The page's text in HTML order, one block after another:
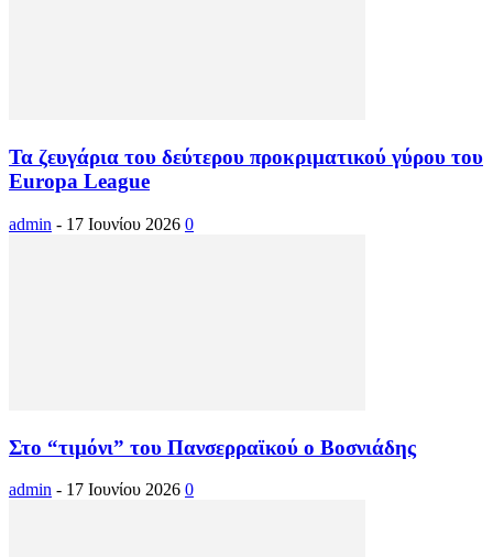
Τα ζευγάρια του δεύτερου προκριματικού γύρου του
Europa League
admin - 17 Ιουνίου 2026 0
Στο “τιμόνι” του Πανσερραϊκού ο Βοσνιάδης
admin - 17 Ιουνίου 2026 0